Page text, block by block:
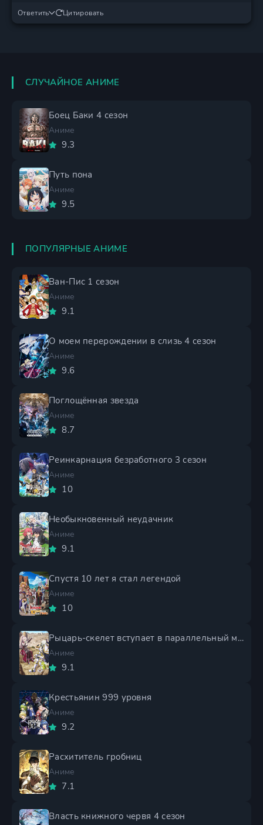
Ответить Цитировать
СЛУЧАЙНОЕ АНИМЕ
Боец Баки 4 сезон
Аниме
9.3
Путь пона
Аниме
9.5
ПОПУЛЯРНЫЕ АНИМЕ
Ван-Пис 1 сезон
Аниме
9.1
О моем перерождении в слизь 4 сезон
Аниме
9.6
Поглощённая звезда
Аниме
8.7
Реинкарнация безработного 3 сезон
Аниме
10
Необыкновенный неудачник
Аниме
9.1
Спустя 10 лет я стал легендой
Аниме
10
Рыцарь-скелет вступает в параллельный мир 2 сезон
Аниме
9.1
Крестьянин 999 уровня
Аниме
9.2
Расхититель гробниц
Аниме
7.1
Власть книжного червя 4 сезон